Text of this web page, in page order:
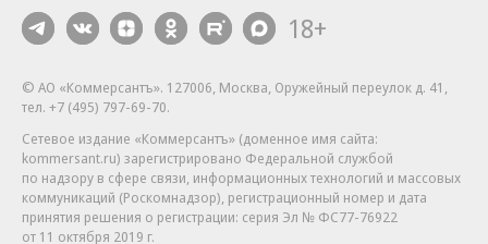
18+
© АО «Коммерсантъ». 127006, Москва, Оружейный переулок д. 41,
тел. +7 (495) 797-69-70.
Сетевое издание «Коммерсантъ» (доменное имя сайта:
kommersant.ru) зарегистрировано Федеральной службой
по надзору в сфере связи, информационных технологий и массовых
коммуникаций (Роскомнадзор), регистрационный номер и дата
принятия решения о регистрации: серия Эл № ФС77-76922
от 11 октября 2019 г.